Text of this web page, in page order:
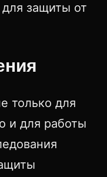
для защиты от
только для
и для работы